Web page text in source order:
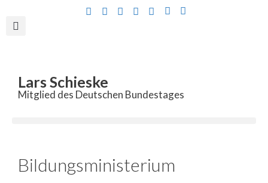
Lars Schieske
Mitglied des Deutschen Bundestages
Bildungsministerium